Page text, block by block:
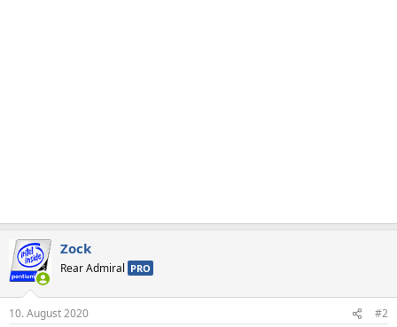
Zock
Rear Admiral PRO
10. August 2020 #2